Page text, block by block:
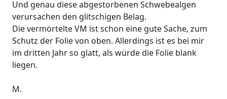
Und genau diese abgestorbenen Schwebealgen
verursachen den glitschigen Belag.
Die vermörtelte VM ist schon eine gute Sache, zum
Schutz der Folie von oben. Allerdings ist es bei mir
im dritten Jahr so glatt, als würde die Folie blank
liegen.
M.